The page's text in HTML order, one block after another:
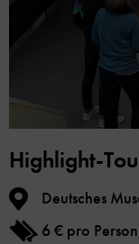
Highlight-
Deutsches
6 € pro